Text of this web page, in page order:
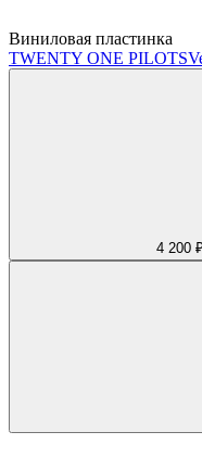
Виниловая пластинка
TWENTY ONE PILOTS
4 200